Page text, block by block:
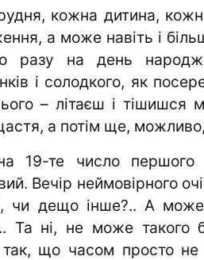
кожна дитина,
а може навіть і
разу на день
і солодкого, як
– літаєш і тішишся
а потім ще, можливо,
19-те число першого
Вечір неймовірного
чи дещо інше?.. А
Та ні, не може такого
так, що часом просто не